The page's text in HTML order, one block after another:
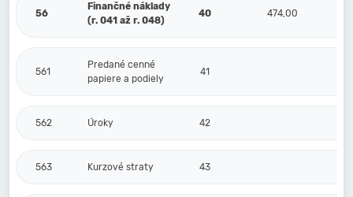
56
Finančné náklady
(r. 041 až r. 048)
40 474,00
561
Predané cenné
papiere a podiely
41
562 Úroky 42
563 Kurzové straty 43